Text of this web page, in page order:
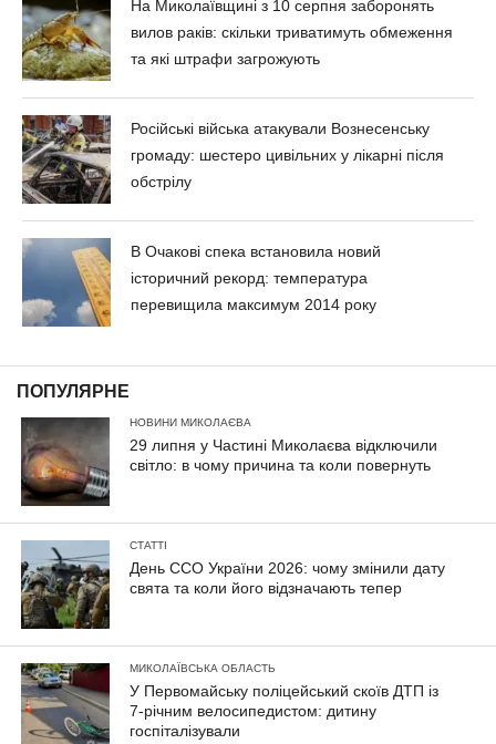
На Миколаївщині з 10 серпня заборонять
вилов раків: скільки триватимуть обмеження
та які штрафи загрожують
Російські війська атакували Вознесенську
громаду: шестеро цивільних у лікарні після
обстрілу
В Очакові спека встановила новий
історичний рекорд: температура
перевищила максимум 2014 року
ПОПУЛЯРНЕ
НОВИНИ МИКОЛАЄВА
29 липня у Частині Миколаєва відключили
світло: в чому причина та коли повернуть
СТАТТІ
День ССО України 2026: чому змінили дату
свята та коли його відзначають тепер
МИКОЛАЇВСЬКА ОБЛАСТЬ
У Первомайську поліцейський скоїв ДТП із
7-річним велосипедистом: дитину
госпіталізували